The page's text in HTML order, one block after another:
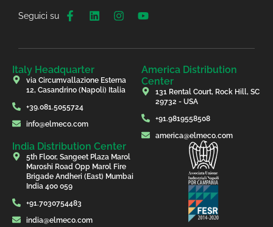
Seguici su
Italy Headquarter
via Circumvallazione Esterna
12, Casandrino (Napoli) Italia
+39.081.5055724
info@elmeco.com
America Distribution
Center
131 Rental Court, Rock Hill, SC
29732 - USA
+91.9819558508
america@elmeco.com
India Distribution Center
5th Floor, Sangeet Plaza Marol
Maroshi Road Opp Marol Fire
Brigade Andheri (East) Mumbai
India 400 059
+91.7030754483
india@elmeco.com